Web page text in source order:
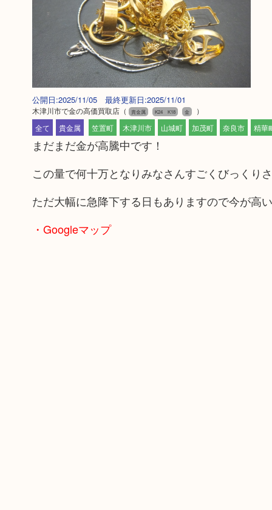
公開日:2025/11/05 最終更新日:2025/11/01
木津川市で金の高価買取店（ 貴金属 K24 K18 金
）
全て
貴金属 笠置町 木津川市 山城町 加茂町 奈良市 精華
まだまだ金が高騰中です！
この量で何十万となりみなさんすごくびっくり
ただ大幅に急降下する日もありますので今が高
・Googleマップ